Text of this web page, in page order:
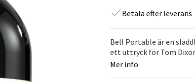
Betala efter leverans
Bell Portable är en
ett uttryck för Tom
Mer info